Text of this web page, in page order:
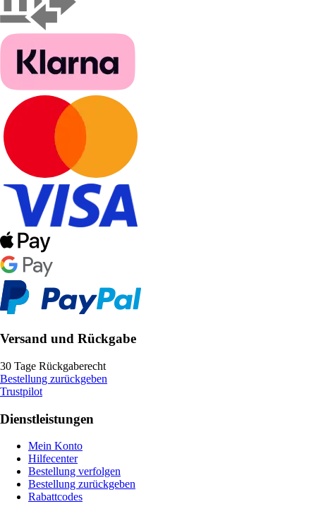
Versand und Rückgabe
30 Tage Rückgaberecht
Bestellung zurückgeben
Trustpilot
Dienstleistungen
Mein Konto
Hilfecenter
Bestellung verfolgen
Bestellung zurückgeben
Rabattcodes